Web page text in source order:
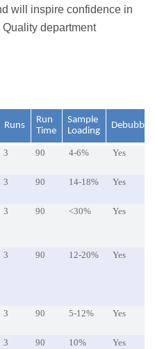
will inspire confidence in
department
Runs
Run
Time
Sample
Loading
Debubble
3 90 4-6% Yes
3 90 14-18% Yes
3 90 <30% Yes
3 90 12-20% Yes
3 90 5-12% Yes
3 90 10% Yes